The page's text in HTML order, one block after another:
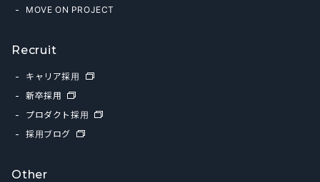
MOVE ON PROJECT
Recruit
キャリア採用
新卒採用
プロダクト採用
採用ブログ
Other